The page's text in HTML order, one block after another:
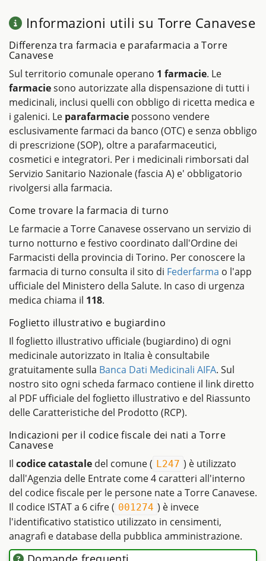
Informazioni utili su Torre Canavese
Differenza tra farmacia e parafarmacia a Torre
Canavese
Sul territorio comunale operano 1 farmacie. Le
farmaciesono autorizzate alla dispensazione di tutti i
medicinali, inclusi quelli con obbligo di ricetta medica e
i galenici. Le parafarmacie possono vendere
esclusivamente farmaci da banco (OTC) e senza obbligo
di prescrizione (SOP), oltre a parafarmaceutici,
cosmetici e integratori. Per i medicinali rimborsati dal
Servizio Sanitario Nazionale (fascia A) e' obbligatorio
rivolgersi alla farmacia.
Come trovare la farmacia di turno
Le farmacie a Torre Canavese osservano un servizio di
turno notturno e festivo coordinato dall'Ordine dei
Farmacisti della provincia di Torino. Per conoscere la
farmacia di turno consulta il sito di Federfarma o l'app
ufficiale del Ministero della Salute. In caso di urgenza
medica chiama il 118.
Foglietto illustrativo e bugiardino
Il foglietto illustrativo ufficiale (bugiardino) di ogni
medicinale autorizzato in Italia è consultabile
gratuitamente sulla Banca Dati Medicinali AIFA. Sul
nostro sito ogni scheda farmaco contiene il link diretto
al PDF ufficiale del foglietto illustrativo e del Riassunto
delle Caratteristiche del Prodotto (RCP).
Indicazioni per il codice fiscale dei nati a Torre
Canavese
Il codice catastale del comune ( L247 ) è utilizzato
dall'Agenzia delle Entrate come 4 caratteri all'interno
del codice fiscale per le persone nate a Torre Canavese.
Il codice ISTAT a 6 cifre ( 001274 ) è invece
l'identificativo statistico utilizzato in censimenti,
anagrafi e database della pubblica amministrazione.